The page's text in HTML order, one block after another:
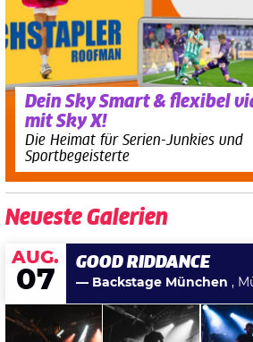
Dein Sky Smart & flexibel
mit Sky X!
Die Heimat für Serien-Junkies und
Sportbegeisterte
Neueste Galerien
AUG.
07
GOOD RIDDANCE
— Backstage München ,